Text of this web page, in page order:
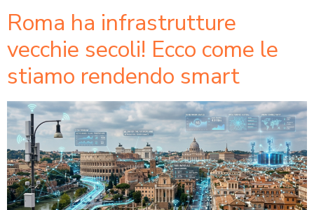
Roma ha infrastrutture
vecchie secoli! Ecco come le
stiamo rendendo smart